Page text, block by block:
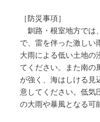
［防災事項］
釧路・根室地方では
で、雷を伴った激しい
大雨による低い土地の
てください。また南の
が強く、海はしける見
意してください。低気
の大雨や暴風となる可